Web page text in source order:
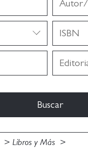
Libros y Más